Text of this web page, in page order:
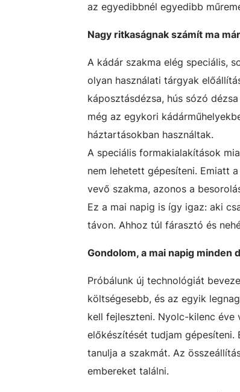
az egyedibbnél egyedibb
Nagy ritkaságnak számít ma
A kádár szakma elég speciális,
olyan használati tárgyak
káposztásdézsa, hús sózó
még az egykori
háztartásokban használtak.
A speciális formakialakítások
nem lehetett gépesíteni. Emiatt
vevő szakma, azonos a
Ez a mai napig is így igaz: aki
távon. Ahhoz túl fárasztó és
Gondolom, a mai napig minden
Próbálunk új technológiát
költségesebb, és az egyik
kell fejleszteni. Nyolc-kilenc éve
előkészítését tudjam gépesíteni.
tanulja a szakmát. Az
embereket találni.